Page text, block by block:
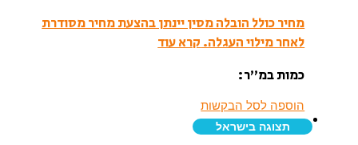
מחיר כולל הובלה מסין יינתן בהצעת מחיר מסודרת
לאחר מילוי העגלה.קרא עוד
כמות במ”ר:
הוספה לסל הבקשות
תצוגה בישראל